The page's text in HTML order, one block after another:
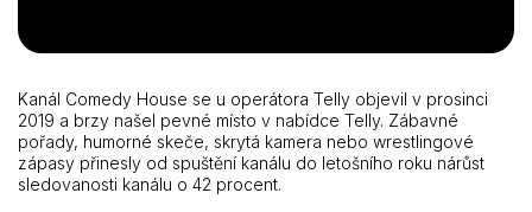
Kanál Comedy House se u operátora Telly objevil v prosinci
2019 a brzy našel pevné místo v nabídce Telly. Zábavné
pořady, humorné skeče, skrytá kamera nebo wrestlingové
zápasy přinesly od spuštění kanálu do letošního roku nárůst
sledovanosti kanálu o 42 procent.